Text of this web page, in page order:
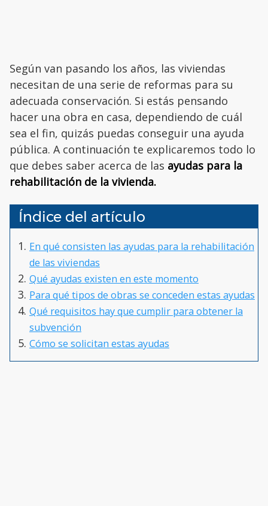
Según van pasando los años, las viviendas
necesitan de una serie de reformas para su
adecuada conservación. Si estás pensando
hacer una obra en casa, dependiendo de cuál
sea el fin, quizás puedas conseguir una ayuda
pública. A continuación te explicaremos todo lo
que debes saber acerca de las ayudas para la
rehabilitación de la vivienda.
Índice del artículo
En qué consisten las ayudas para la rehabilitación
de las viviendas
Qué ayudas existen en este momento
Para qué tipos de obras se conceden estas ayudas
Qué requisitos hay que cumplir para obtener la
subvención
Cómo se solicitan estas ayudas